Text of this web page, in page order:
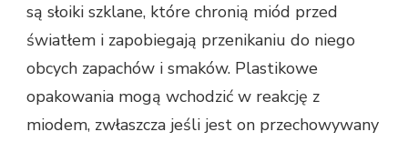
są słoiki szklane, które chronią miód przed
światłem i zapobiegają przenikaniu do niego
obcych zapachów i smaków. Plastikowe
opakowania mogą wchodzić w reakcję z
miodem, zwłaszcza jeśli jest on przechowywany